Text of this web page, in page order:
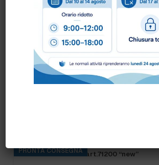
PRONTA CONSEGNA
FRANGIA SOFT SR art.71200 “new”